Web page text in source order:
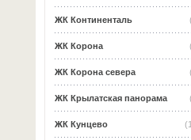
ЖК Континенталь
ЖК Корона
ЖК Корона севера
ЖК Крылатская панорама
ЖК Кунцево